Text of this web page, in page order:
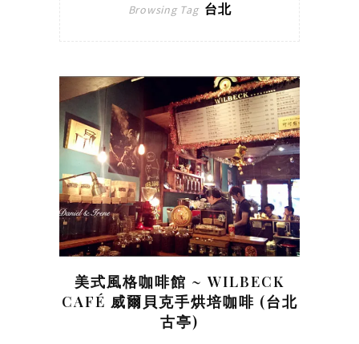
Browsing Tag 台北
美式風格咖啡館 ~ WILBECK
CAFÉ 威爾貝克手烘培咖啡 (台北
古亭)